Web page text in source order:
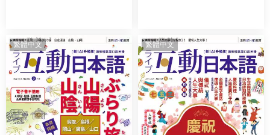
繁體中文 繁體中文